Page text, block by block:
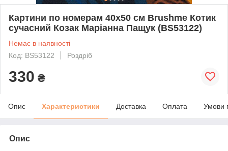
Картини по номерам 40х50 см Brushme Котик
сучасний Козак Маріанна Пащук (BS53122)
Немає в наявності
Код: BS53122
Роздріб
330 ₴
Опис Характеристики Доставка Оплата Умови
Опис